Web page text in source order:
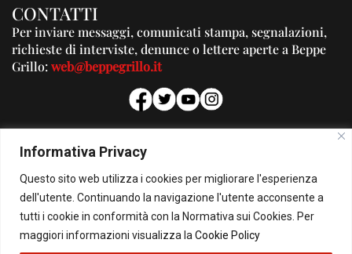
Informativa Privacy
Questo sito web utilizza i cookies per migliorare l'esperienza
dell'utente. Continuando la navigazione l'utente acconsente a
tutti i cookie in conformità con la Normativa sui Cookies. Per
maggiori informazioni visualizza la Cookie Policy
CONTATTI
Per inviare messaggi, comunicati stampa, segnalazioni,
richieste di interviste, denunce o lettere aperte a Beppe
Grillo:web@beppegrillo.it
PUBBLICITA'
Per la tua pubblicità su questo Blog:
pubblicita@beppegrillo.it